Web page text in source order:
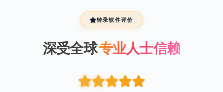
转录软件评价
深受全球专业人士信赖